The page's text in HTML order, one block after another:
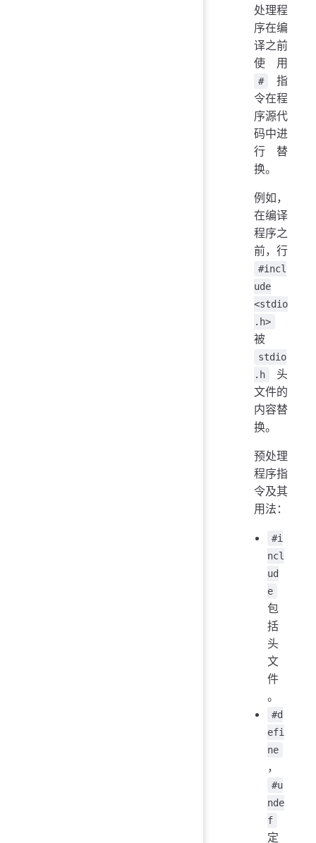
处理程
序在编
译之前
使用
#
指
令在程
序源代
码中进
行替
换。
例如，
在编译
程序之
前，行
#incl
ude
<stdio
.h>
被
stdio
.h
头
文件的
内容替
换。
预处理
程序指
令及其
用法：
#i
ncl
ud
e
包
括
头
文
件
。
#d
efi
ne
，
#u
nde
f
定